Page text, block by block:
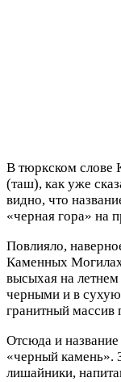
В тюркском слове
(таш), как уже
видно, что
«черная гора» на
Повлияло,
Каменных
высыхая на летнем
черными и в
гранитный массив
Отсюда и
«черный камень».
лишайники,